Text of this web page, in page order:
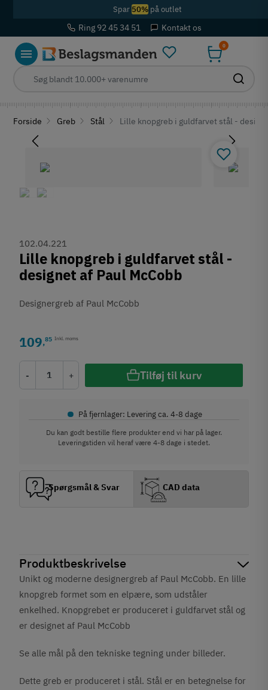
Spar 50%på outlet
Ring 92 45 34 51 Kontakt os
0
Forside Greb Stål Lille knopgreb i guldfarvet stål -
Produktbeskrivelse
Unikt og moderne designergreb af Paul McCobb. En lille
knopgreb formet som en elpære, som udståler
enkelhed. Knopgrebet er produceret i guldfarvet stål og
er designet af Paul McCobb
Se alle mål på den tekniske tegning under billeder.
Dette greb er produceret i stål. Stål er en betegnelse for
102.04.221
Lille knopgreb i guldfarvet stål -
designet af Paul McCobb
Designergreb af Paul McCobb
109,85 Inkl. moms
- + Tilføj til kurv
• På fjernlager: Levering ca. 4-8 dage
Du kan godt bestille flere produkter end vi har på lager.
Leveringstiden vil heraf være 4-8 dage i stedet.
Spørgsmål & Svar CAD data